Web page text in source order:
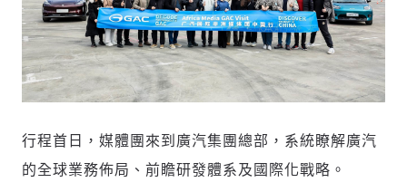
行程首日，媒體團來到廣汽集團總部，系統瞭解廣汽
的全球業務佈局、前瞻研發體系及國際化戰略。